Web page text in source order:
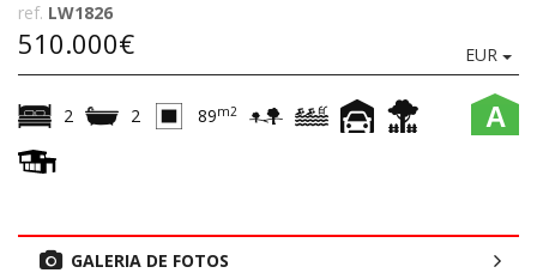
ref. LW1826
510.000€ EUR
A
2 2 89m2
GALERIA DE FOTOS